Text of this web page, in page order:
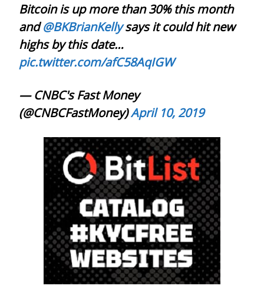
Bitcoin is up more than 30% this month
and@BKBrianKellysays it could hit new
highs by this date…
pic.twitter.com/afC58AqIGW
— CNBC's Fast Money
(@CNBCFastMoney)April 10, 2019